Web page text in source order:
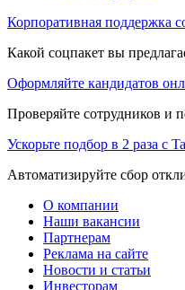
Корпоративная поддержка
Какой соцпакет вы
Оформляйте кандидатов
Проверяйте сотрудников и
Ускорьте подбор в 2 раза с
Автоматизируйте сбор
О компании
Наши вакансии
Партнерам
Реклама на сайте
Новости и статьи
Инвесторам